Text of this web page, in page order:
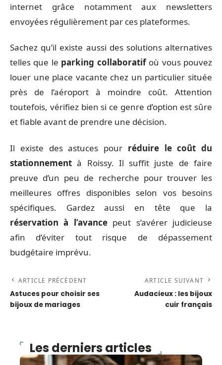
internet grâce notamment aux newsletters
envoyées régulièrement par ces plateformes.
Sachez qu’il existe aussi des solutions alternatives
telles que le parking collaboratifoù vous pouvez
louer une place vacante chez un particulier située
près de l’aéroport à moindre coût. Attention
toutefois, vérifiez bien si ce genre d’option est sûre
et fiable avant de prendre une décision.
Il existe des astuces pour réduire le coût du
stationnement à Roissy. Il suffit juste de faire
preuve d’un peu de recherche pour trouver les
meilleures offres disponibles selon vos besoins
spécifiques. Gardez aussi en tête que la
réservation à l’avancepeut s’avérer judicieuse
afin d’éviter tout risque de dépassement
budgétaire imprévu.
ARTICLE PRÉCÉDENT
Astuces pour choisir ses
bijoux de mariages
ARTICLE SUIVANT
Audacieux : les bijoux
cuir français
Les derniers articles